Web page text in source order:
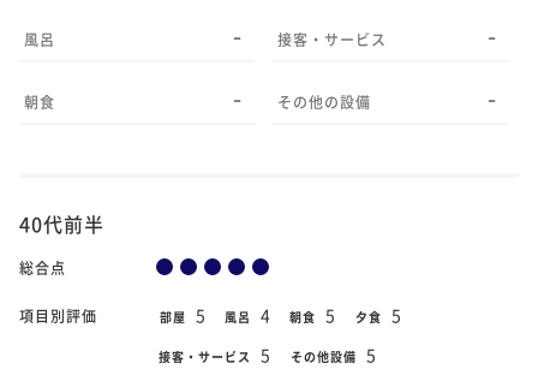
風呂 -
朝食 -
接客・サービス -
その他の設備 -
40代前半
総合点
項目別評価 部屋 5 風呂 4 朝食 5 夕食 5
接客・サービス 5 その他設備 5